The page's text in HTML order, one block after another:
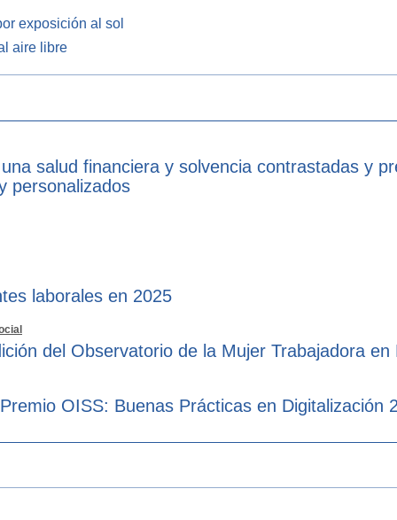
exposición al sol
aire libre
salud financiera y solvencia contrastadas y
personalizados
laborales en 2025
del Observatorio de la Mujer Trabajadora en
OISS: Buenas Prácticas en Digitalización